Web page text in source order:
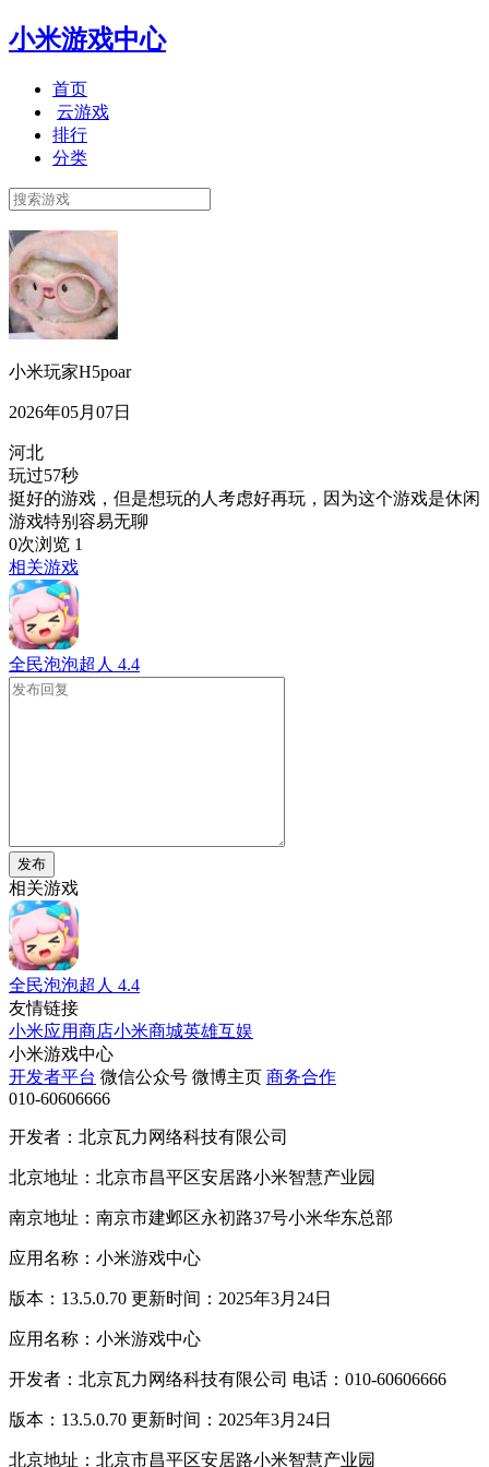
小米游戏中心
首页
云游戏
排行
分类
小米玩家H5poar
2026年05月07日
河北
玩过57秒
挺好的游戏，但是想玩的人考虑好再玩，因为这个游戏是休闲
游戏特别容易无聊
0次浏览 1
相关游戏
全民泡泡超人 4.4
发布
相关游戏
全民泡泡超人 4.4
友情链接
小米应用商店小米商城英雄互娱
小米游戏中心
开发者平台 微信公众号 微博主页 商务合作
010-60606666
开发者：北京瓦力网络科技有限公司
北京地址：北京市昌平区安居路小米智慧产业园
南京地址：南京市建邺区永初路37号小米华东总部
应用名称：小米游戏中心
版本：13.5.0.70 更新时间：2025年3月24日
应用名称：小米游戏中心
开发者：北京瓦力网络科技有限公司 电话：010-60606666
版本：13.5.0.70 更新时间：2025年3月24日
北京地址：北京市昌平区安居路小米智慧产业园